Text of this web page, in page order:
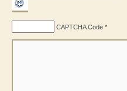
CAPTCHA Code *